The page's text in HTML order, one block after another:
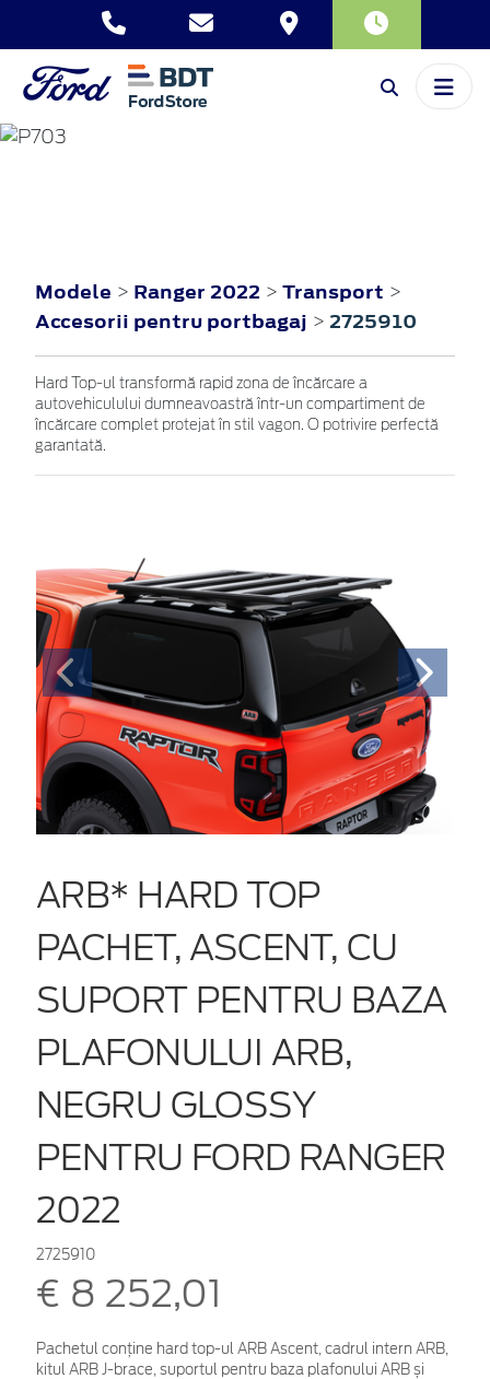
Modele > Ranger 2022 > Transport >
Accesorii pentru portbagaj > 2725910
Hard Top-ul transformă rapid zona de încărcare a
autovehiculului dumneavoastră într-un compartiment de
încărcare complet protejat în stil vagon. O potrivire perfectă
garantată.
ARB* HARD TOP
PACHET, ASCENT, CU
SUPORT PENTRU BAZA
PLAFONULUI ARB,
NEGRU GLOSSY
PENTRU FORD RANGER
2022
2725910
€ 8 252,01
Pachetul conține hard top-ul ARB Ascent, cadrul intern ARB,
kitul ARB J-brace, suportul pentru baza plafonului ARB și